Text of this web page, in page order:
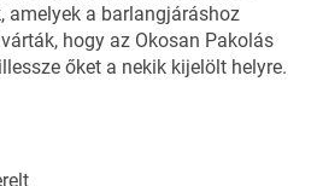
amelyek a barlangjáráshoz
hogy az Okosan Pakolás
őket a nekik kijelölt helyre.